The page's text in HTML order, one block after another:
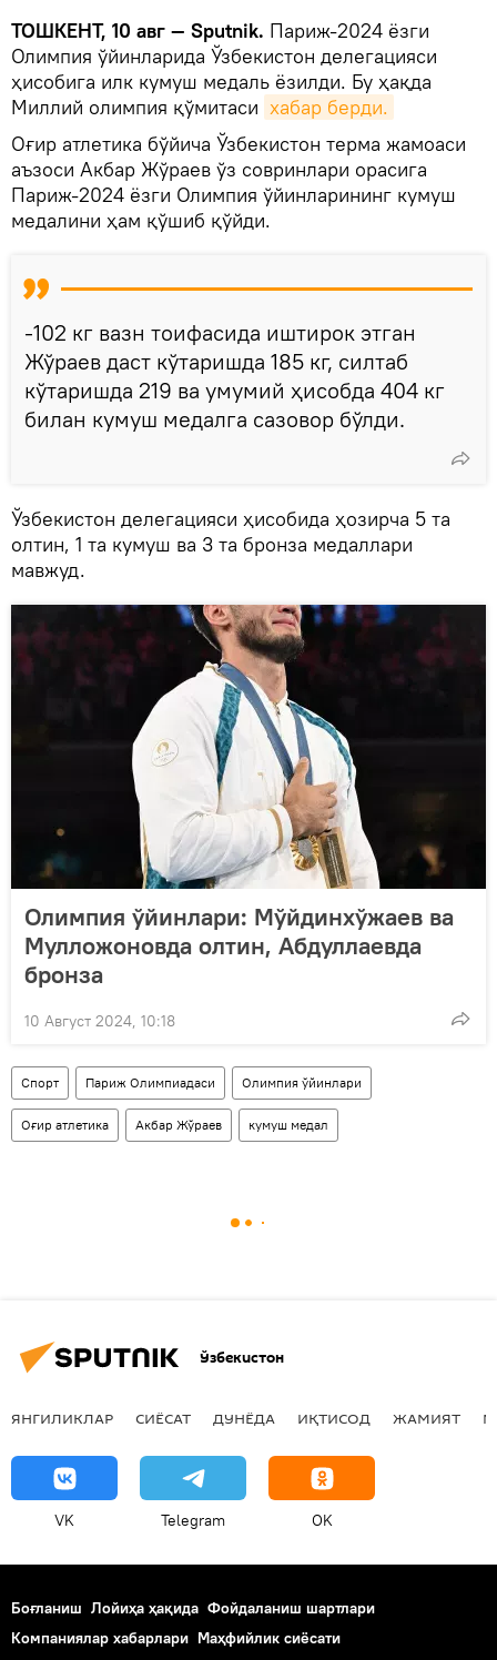
TOШКЕНТ, 10 авг — Sputnik. Париж-2024 ёзги
Олимпия ўйинларида Ўзбекистон делегацияси
ҳисобига илк кумуш медаль ёзилди. Бу ҳақда
Миллий олимпия қўмитаси хабар берди.
Оғир атлетика бўйича Ўзбекистон терма жамоаси
аъзоси Акбар Жўраев ўз совринлари орасига
Париж-2024 ёзги Олимпия ўйинларининг кумуш
медалини ҳам қўшиб қўйди.
-102 кг вазн тоифасида иштирок этган
Жўраев даст кўтаришда 185 кг, силтаб
кўтаришда 219 ва умумий ҳисобда 404 кг
билан кумуш медалга сазовор бўлди.
Ўзбекистон делегацияси ҳисобида ҳозирча 5 та
олтин, 1 та кумуш ва 3 та бронза медаллари
мавжуд.
Олимпия ўйинлари: Мўйдинхўжаев ва
Мулложоновда олтин, Абдуллаевда
бронза
10 Август 2024, 10:18
Спорт Париж Олимпиадаси Олимпия ўйинлари
Оғир атлетика Акбар Жўраев кумуш медал
Ўзбекистон
ЯНГИЛИКЛАР СИЁСАТ ДУНЁДА ИҚТИСОД ЖАМИЯТ
VK Telegram OK
Боғланиш Лойиҳа ҳақида Фойдаланиш шартлари
Компаниялар хабарлари Маҳфийлик сиёсати